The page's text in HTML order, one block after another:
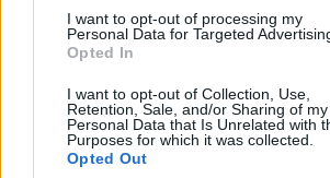
I want to opt-out of processing my
Personal Data for Targeted
Opted In
I want to opt-out of Collection, Use,
Retention, Sale, and/or Sharing of my
Personal Data that Is Unrelated with
Purposes for which it was collected.
Opted Out
500.000)
El Villarreal ha firmado como agente
Fernández, que finalizó contrato con
pasado 31 de diciembre. El mediapunta
de un año sin disputar un partido oficial,